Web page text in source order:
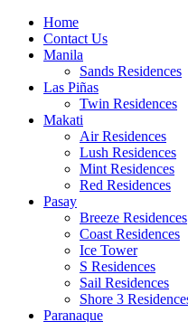
Home
Contact Us
Manila
Sands Residences
Las Piñas
Twin Residences
Makati
Air Residences
Lush Residences
Mint Residences
Red Residences
Pasay
Breeze Residences
Coast Residences
Ice Tower
S Residences
Sail Residences
Shore 3
Paranaque